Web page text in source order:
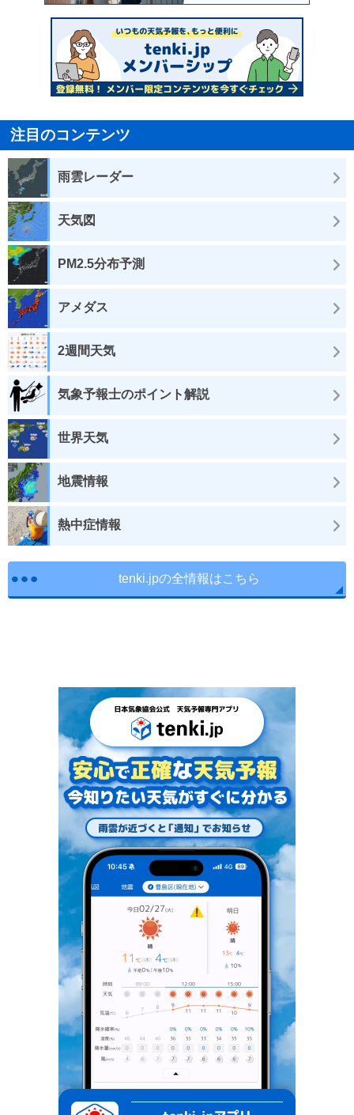
注目のコンテンツ
雨雲レーダー
天気図
PM2.5分布予測
アメダス
2週間天気
気象予報士のポイント解説
世界天気
地震情報
熱中症情報
tenki.jpの全情報はこちら